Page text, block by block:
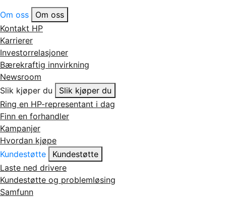
Om oss
Om oss
Kontakt HP
Karrierer
Investorrelasjoner
Bærekraftig innvirkning
Newsroom
Slik kjøper du
Slik kjøper du
Ring en HP-representant i dag
Finn en forhandler
Kampanjer
Hvordan kjøpe
Kundestøtte
Kundestøtte
Laste ned drivere
Kundestøtte og problemløsing
Samfunn